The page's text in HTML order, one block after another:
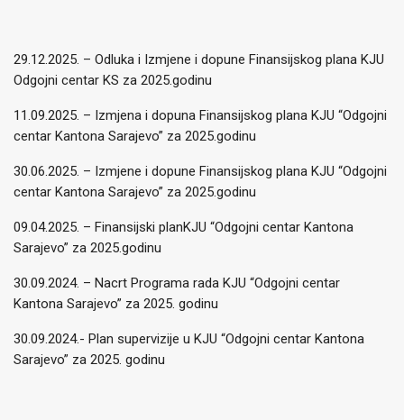
29.12.2025. – Odluka i Izmjene i dopune Finansijskog plana KJU
Odgojni centar KS za 2025.godinu
11.09.2025. – Izmjena i dopuna Finansijskog plana KJU “Odgojni
centar Kantona Sarajevo” za 2025.godinu
30.06.2025. – Izmjene i dopune Finansijskog plana KJU “Odgojni
centar Kantona Sarajevo” za 2025.godinu
09.04.2025. – Finansijski planKJU “Odgojni centar Kantona
Sarajevo” za 2025.godinu
30.09.2024. – Nacrt Programa rada KJU “Odgojni centar
Kantona Sarajevo” za 2025. godinu
30.09.2024.- Plan supervizije u KJU “Odgojni centar Kantona
Sarajevo” za 2025. godinu